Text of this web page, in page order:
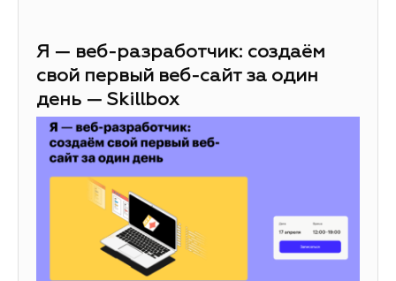
Я — веб-разработчик: создаём
свой первый веб-сайт за один
день — Skillbox